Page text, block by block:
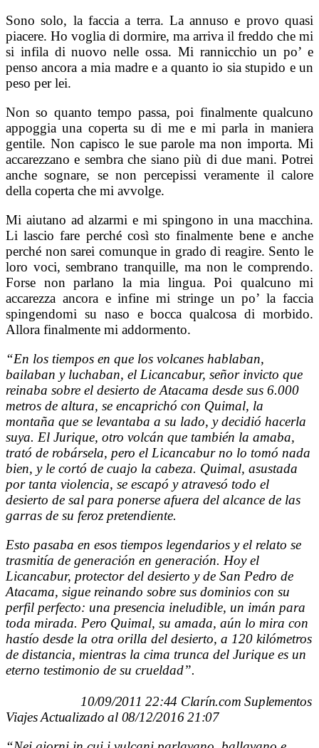
Sono solo, la faccia a terra. La annuso e provo quasi
piacere. Ho voglia di dormire, ma arriva il freddo che mi
si infila di nuovo nelle ossa. Mi rannicchio un po’ e
penso ancora a mia madre e a quanto io sia stupido e un
peso per lei.
Non so quanto tempo passa, poi finalmente qualcuno
appoggia una coperta su di me e mi parla in maniera
gentile. Non capisco le sue parole ma non importa. Mi
accarezzano e sembra che siano più di due mani. Potrei
anche sognare, se non percepissi veramente il calore
della coperta che mi avvolge.
Mi aiutano ad alzarmi e mi spingono in una macchina.
Li lascio fare perché così sto finalmente bene e anche
perché non sarei comunque in grado di reagire. Sento le
loro voci, sembrano tranquille, ma non le comprendo.
Forse non parlano la mia lingua. Poi qualcuno mi
accarezza ancora e infine mi stringe un po’ la faccia
spingendomi su naso e bocca qualcosa di morbido.
Allora finalmente mi addormento.
“En los tiempos en que los volcanes hablaban,
bailaban y luchaban, el Licancabur, señor invicto que
reinaba sobre el desierto de Atacama desde sus 6.000
metros de altura, se encaprichó con Quimal, la
montaña que se levantaba a su lado, y decidió hacerla
suya. El Jurique, otro volcán que también la amaba,
trató de robársela, pero el Licancabur no lo tomó nada
bien, y le cortó de cuajo la cabeza. Quimal, asustada
por tanta violencia, se escapó y atravesó todo el
desierto de sal para ponerse afuera del alcance de las
garras de su feroz pretendiente.
Esto pasaba en esos tiempos legendarios y el relato se
trasmitía de generación en generación. Hoy el
Licancabur, protector del desierto y de San Pedro de
Atacama, sigue reinando sobre sus dominios con su
perfil perfecto: una presencia ineludible, un imán para
toda mirada. Pero Quimal, su amada, aún lo mira con
hastío desde la otra orilla del desierto, a 120 kilómetros
de distancia, mientras la cima trunca del Jurique es un
eterno testimonio de su crueldad”.
10/09/2011 22:44 Clarín.com Suplementos
Viajes Actualizado al 08/12/2016 21:07